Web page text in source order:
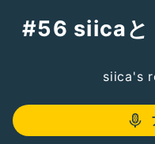
#56 siicaと
siica's